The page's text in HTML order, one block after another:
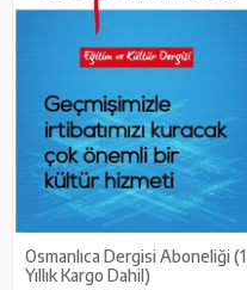
Osmanlıca Dergisi Aboneliği (1
Yıllık Kargo Dahil)